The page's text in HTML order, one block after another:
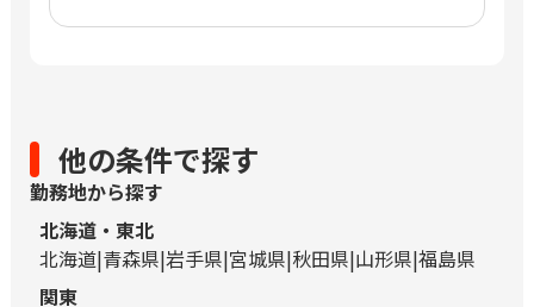
他の条件で探す
勤務地から探す
北海道・東北
北海道 青森県 岩手県 宮城県 秋田県 山形県 福島県
関東